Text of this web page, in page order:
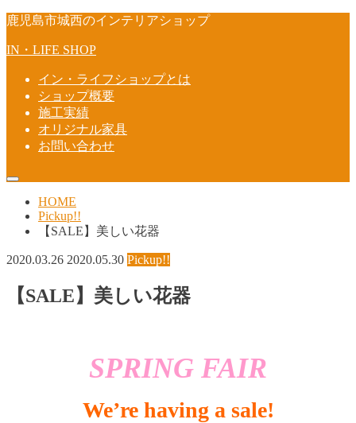
鹿児島市城西のインテリアショップ
IN・LIFE SHOP
イン・ライフショップとは
ショップ概要
施工実績
オリジナル家具
お問い合わせ
HOME
Pickup!!
【SALE】美しい花器
2020.03.26 2020.05.30 Pickup!!
【SALE】美しい花器
SPRING FAIR
We’re having a sale!